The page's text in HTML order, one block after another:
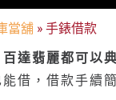
當舖»手錶借款
達翡麗都可以
借，借款手續